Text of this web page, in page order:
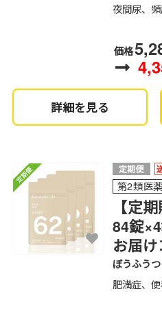
夜間尿、
価格
詳細を見る
第2類医
【定
84錠
お届け
ぼうふう
肥満症、